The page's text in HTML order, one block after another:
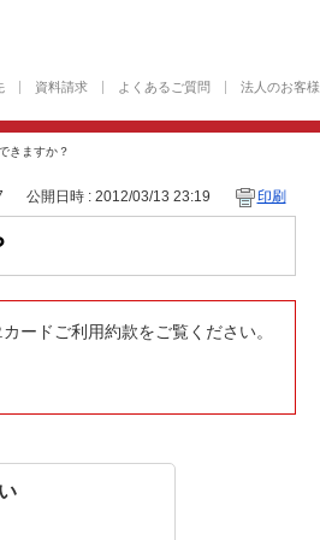
資料請求 よくあるご質問 法人のお客様
きますか？
公開日時 : 2012/03/13 23:19 印刷
ードご利用約款をご覧ください。